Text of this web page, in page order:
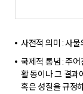
사전적 의미 : 사
국제적 통념 : 주
활 동이나 그 결과
혹은 성질을 규정